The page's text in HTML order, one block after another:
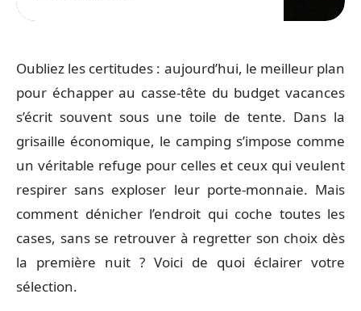
Oubliez les certitudes : aujourd’hui, le meilleur plan
pour échapper au casse-tête du budget vacances
s’écrit souvent sous une toile de tente. Dans la
grisaille économique, le camping s’impose comme
un véritable refuge pour celles et ceux qui veulent
respirer sans exploser leur porte-monnaie. Mais
comment dénicher l’endroit qui coche toutes les
cases, sans se retrouver à regretter son choix dès
la première nuit ? Voici de quoi éclairer votre
sélection.